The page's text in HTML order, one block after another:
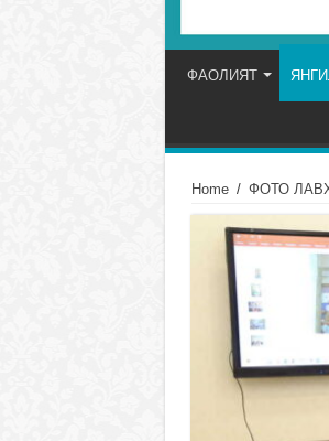
ФАОЛИЯТ
Home / ФОТО